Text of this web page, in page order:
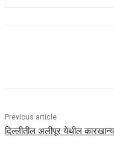
Previous article
दिल्लीतील अलीपूर येथील